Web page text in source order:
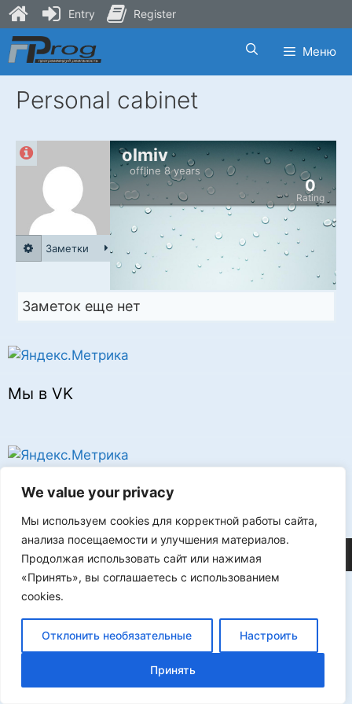
We value your privacy
Мы используем cookies для корректной работы сайта,
анализа посещаемости и улучшения материалов.
Продолжая использовать сайт или нажимая
«Принять», вы соглашаетесь с использованием
cookies.
Отклонить необязательные Настроить
Принять
Skip
to
content
Меню
Personal cabinet
olmiv
offline 8 years
Rating
0
Заметки
Заметок еще нет
Мы в VK
Реклама
©2026 FLProg
Entry Register